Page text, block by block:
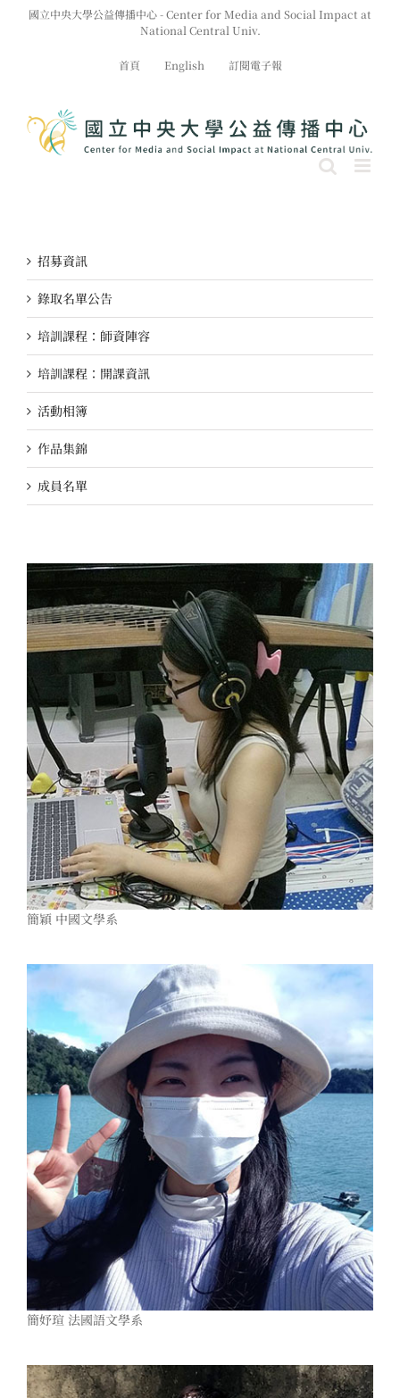
國立中央大學公益傳播中心 - Center for Media and Social Impact at
National Central Univ.
首頁 English 訂閱電子報
招募資訊
錄取名單公告
培訓課程：師資陣容
培訓課程：開課資訊
活動相簿
作品集錦
成員名單
簡穎 中國文學系
簡妤瑄 法國語文學系